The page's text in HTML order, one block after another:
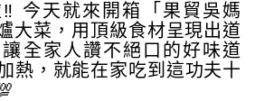
今天就來開箱「果貿吳媽
大菜，用頂級食材呈現出道
全家人讚不絕口的好味道
熱，就能在家吃到這功夫十